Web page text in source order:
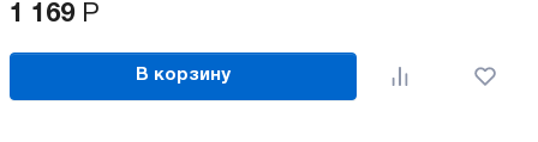
1 169 Р
В корзину